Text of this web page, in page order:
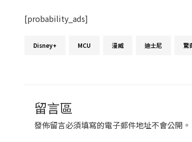
[probability_ads]
留言區
發佈留言必須填寫的電子郵件地址不會公開。